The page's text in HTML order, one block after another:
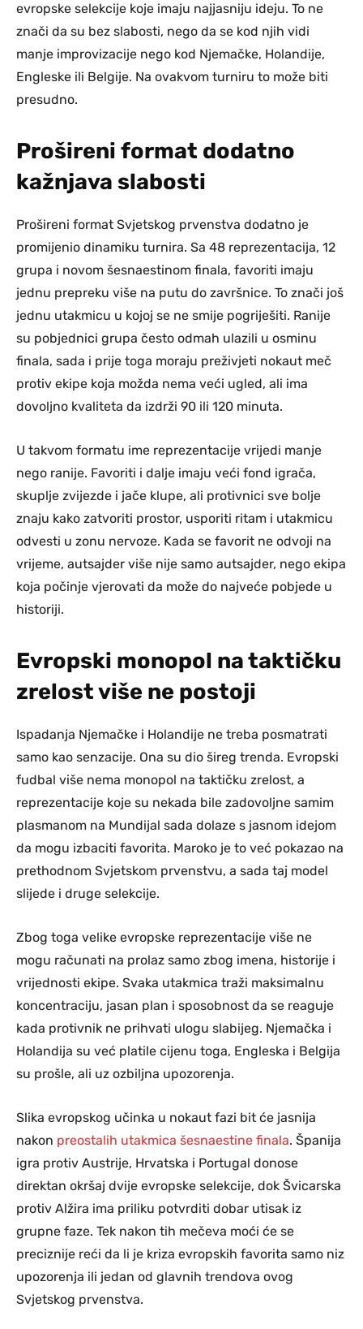
evropske selekcije koje imaju najjasniju ideju. To ne
znači da su bez slabosti, nego da se kod njih vidi
manje improvizacije nego kod Njemačke, Holandije,
Engleske ili Belgije. Na ovakvom turniru to može biti
presudno.
Prošireni format dodatno
kažnjava slabosti
Prošireni format Svjetskog prvenstva dodatno je
promijenio dinamiku turnira. Sa 48 reprezentacija, 12
grupa i novom šesnaestinom finala, favoriti imaju
jednu prepreku više na putu do završnice. To znači još
jednu utakmicu u kojoj se ne smije pogriješiti. Ranije
su pobjednici grupa često odmah ulazili u osminu
finala, sada i prije toga moraju preživjeti nokaut meč
protiv ekipe koja možda nema veći ugled, ali ima
dovoljno kvaliteta da izdrži 90 ili 120 minuta.
U takvom formatu ime reprezentacije vrijedi manje
nego ranije. Favoriti i dalje imaju veći fond igrača,
skuplje zvijezde i jače klupe, ali protivnici sve bolje
znaju kako zatvoriti prostor, usporiti ritam i utakmicu
odvesti u zonu nervoze. Kada se favorit ne odvoji na
vrijeme, autsajder više nije samo autsajder, nego ekipa
koja počinje vjerovati da može do najveće pobjede u
historiji.
Evropski monopol na taktičku
zrelost više ne postoji
Ispadanja Njemačke i Holandije ne treba posmatrati
samo kao senzacije. Ona su dio šireg trenda. Evropski
fudbal više nema monopol na taktičku zrelost, a
reprezentacije koje su nekada bile zadovoljne samim
plasmanom na Mundijal sada dolaze s jasnom idejom
da mogu izbaciti favorita. Maroko je to već pokazao na
prethodnom Svjetskom prvenstvu, a sada taj model
slijede i druge selekcije.
Zbog toga velike evropske reprezentacije više ne
mogu računati na prolaz samo zbog imena, historije i
vrijednosti ekipe. Svaka utakmica traži maksimalnu
koncentraciju, jasan plan i sposobnost da se reaguje
kada protivnik ne prihvati ulogu slabijeg. Njemačka i
Holandija su već platile cijenu toga, Engleska i Belgija
su prošle, ali uz ozbiljna upozorenja.
Slika evropskog učinka u nokaut fazi bit će jasnija
nakon preostalih utakmica šesnaestine finala. Španija
igra protiv Austrije, Hrvatska i Portugal donose
direktan okršaj dvije evropske selekcije, dok Švicarska
protiv Alžira ima priliku potvrditi dobar utisak iz
grupne faze. Tek nakon tih mečeva moći će se
preciznije reći da li je kriza evropskih favorita samo niz
upozorenja ili jedan od glavnih trendova ovog
Svjetskog prvenstva.